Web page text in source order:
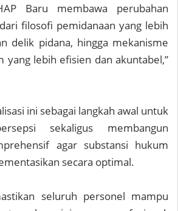
Baru membawa perubahan
filosofi pemidanaan yang lebih
delik pidana, hingga mekanisme
yang lebih efisien dan akuntabel,”
ini sebagai langkah awal untuk
sekaligus membangun
agar substansi hukum
secara optimal.
seluruh personel mampu